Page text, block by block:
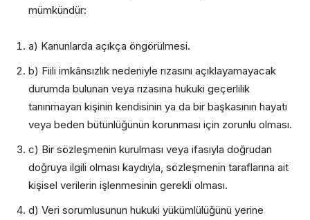
mümkündür:
a) Kanunlarda açıkça öngörülmesi.
b) Fiili imkânsızlık nedeniyle rızasını açıklayamayacak
durumda bulunan veya rızasına hukuki geçerlilik
tanınmayan kişinin kendisinin ya da bir başkasının hayatı
veya beden bütünlüğünün korunması için zorunlu olması.
c) Bir sözleşmenin kurulması veya ifasıyla doğrudan
doğruya ilgili olması kaydıyla, sözleşmenin taraflarına ait
kişisel verilerin işlenmesinin gerekli olması.
d) Veri sorumlusunun hukuki yükümlülüğünü yerine